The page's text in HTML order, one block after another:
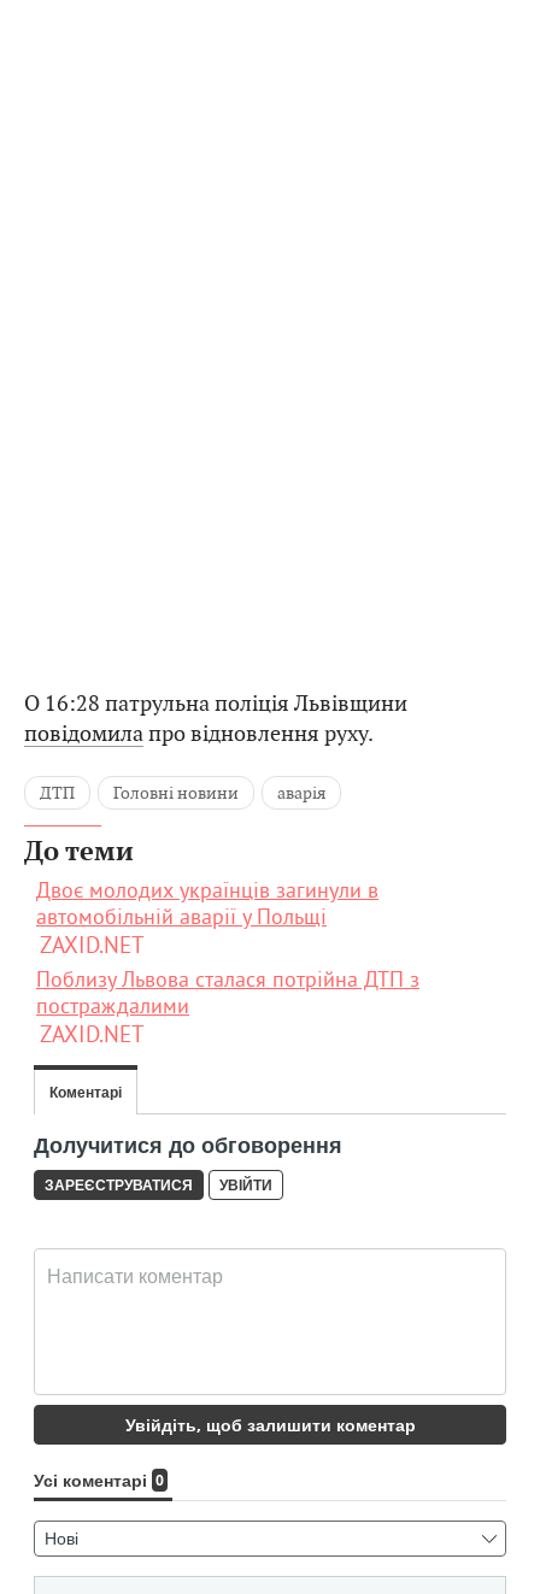
О 16:28 патрульна поліція Львівщини
повідомилапро відновлення руху.
ДТП Головні новини аварія
До теми
Двоє молодих українців загинули в
автомобільній аварії у Польщі
ZAXID.NET
Поблизу Львова сталася потрійна ДТП з
постраждалими
ZAXID.NET